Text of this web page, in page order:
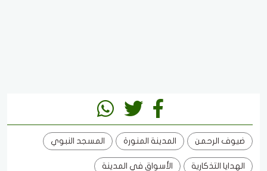
ضيوف الرحمن المدينة المنورة المسجد النبوي
الهدايا التذكارية الأسواق في المدينة